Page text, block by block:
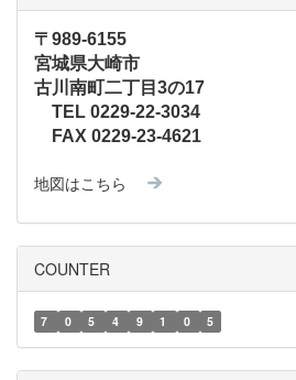
〒989-6155
宮城県大崎市
古川南町二丁目3の17
TEL 0229-22-3034
FAX 0229-23-4621
地図はこちら
COUNTER
7 0 5 4 9 1 0 5